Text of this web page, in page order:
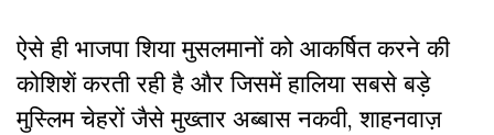
ऐसे ही भाजपा शिया मुसलमानों को आकर्षित करने की
कोशिशें करती रही है और जिसमें हालिया सबसे बड़े
मुस्लिम चेहरों जैसे मुख्तार अब्बास नकवी, शाहनवाज़